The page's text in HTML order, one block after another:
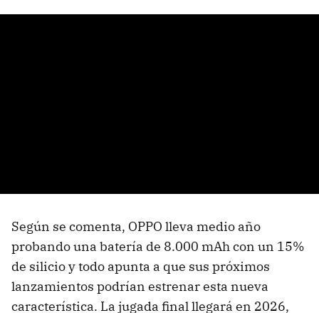
Según se comenta, OPPO lleva medio año
probando una batería de 8.000 mAh con un 15%
de silicio y todo apunta a que sus próximos
lanzamientos podrían estrenar esta nueva
característica. La jugada final llegará en 2026,